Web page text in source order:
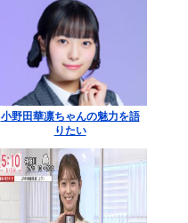
小野田華凛ちゃんの魅力を語
りたい